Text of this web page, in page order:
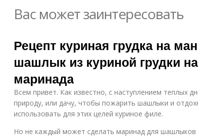
Вас может заинтересовать
Рецепт куриная грудка на
шашлык из куриной грудки
маринада
Всем привет. Как известно, с наступлением теплых
природу, или дачу, чтобы пожарить шашлыки и
использовать для этих целей куриное филе.
Но не каждый может сделать маринад для шашлыков